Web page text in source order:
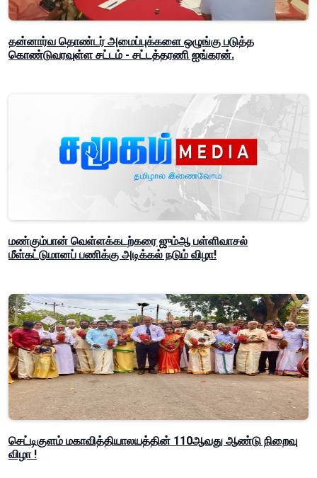
தன்னார்வ தொண்டர் அமைப்புக்களை ஒழுங்கு படுத்த
கொண்டுவரவுள்ள சட்டம் - சட்டத்தரணி ஐங்கரன்.
மண்கும்பான் வெள்ளக்கடற்கரை ஜும்ஆ பள்ளிவாசல்
மீள்கட்டுமானப் பணிக்கு அடிக்கல் நடும் விழா!
செட்டிகுளம் மகாவித்தியாலயத்தின் 110ஆவது ஆண்டு நிறைவு
விழா !